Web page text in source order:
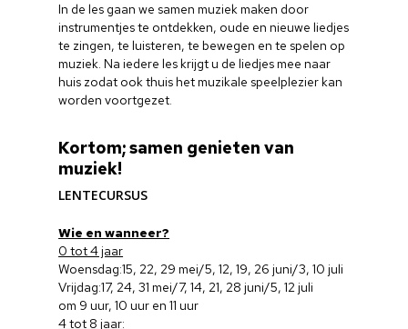
In de les gaan we samen muziek maken door
instrumentjes te ontdekken, oude en nieuwe liedjes
te zingen, te luisteren, te bewegen en te spelen op
muziek. Na iedere les krijgt u de liedjes mee naar
huis zodat ook thuis het muzikale speelplezier kan
worden voortgezet.
Kortom; samen genieten van
muziek!
LENTECURSUS
Wie en wanneer?
0 tot 4 jaar
Woensdag:15, 22, 29 mei/5, 12, 19, 26 juni/3, 10 juli
Vrijdag:17, 24, 31 mei/7, 14, 21, 28 juni/5, 12 juli
om 9 uur, 10 uur en 11 uur
4 tot 8 jaar: